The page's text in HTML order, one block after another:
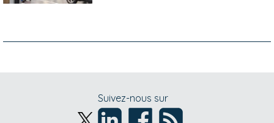
Suivez-nous sur